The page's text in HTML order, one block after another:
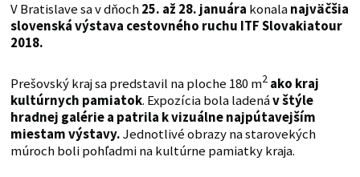
V Bratislave sa v dňoch25. až 28. januára konalanajväčšia
slovenská výstava cestovného ruchu ITF Slovakiatour
2018.
Prešovský kraj sa predstavil na ploche 180 m2 ako kraj
kultúrnych pamiatok. Expozícia bola ladenáv štýle
hradnej galérie a patrila k vizuálne najpútavejším
miestam výstavy.Jednotlivé obrazy na starovekých
múroch boli pohľadmi na kultúrne pamiatky kraja.